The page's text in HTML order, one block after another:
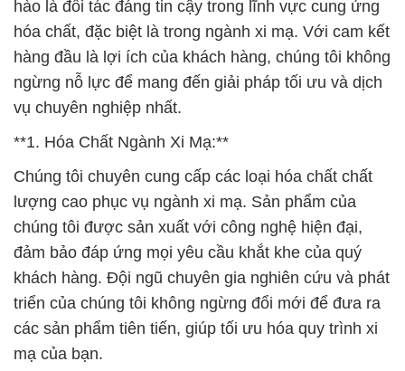
hào là đối tác đáng tin cậy trong lĩnh vực cung ứng
hóa chất, đặc biệt là trong ngành xi mạ. Với cam kết
hàng đầu là lợi ích của khách hàng, chúng tôi không
ngừng nỗ lực để mang đến giải pháp tối ưu và dịch
vụ chuyên nghiệp nhất.
**1. Hóa Chất Ngành Xi Mạ:**
Chúng tôi chuyên cung cấp các loại hóa chất chất
lượng cao phục vụ ngành xi mạ. Sản phẩm của
chúng tôi được sản xuất với công nghệ hiện đại,
đảm bảo đáp ứng mọi yêu cầu khắt khe của quý
khách hàng. Đội ngũ chuyên gia nghiên cứu và phát
triển của chúng tôi không ngừng đổi mới để đưa ra
các sản phẩm tiên tiến, giúp tối ưu hóa quy trình xi
mạ của bạn.